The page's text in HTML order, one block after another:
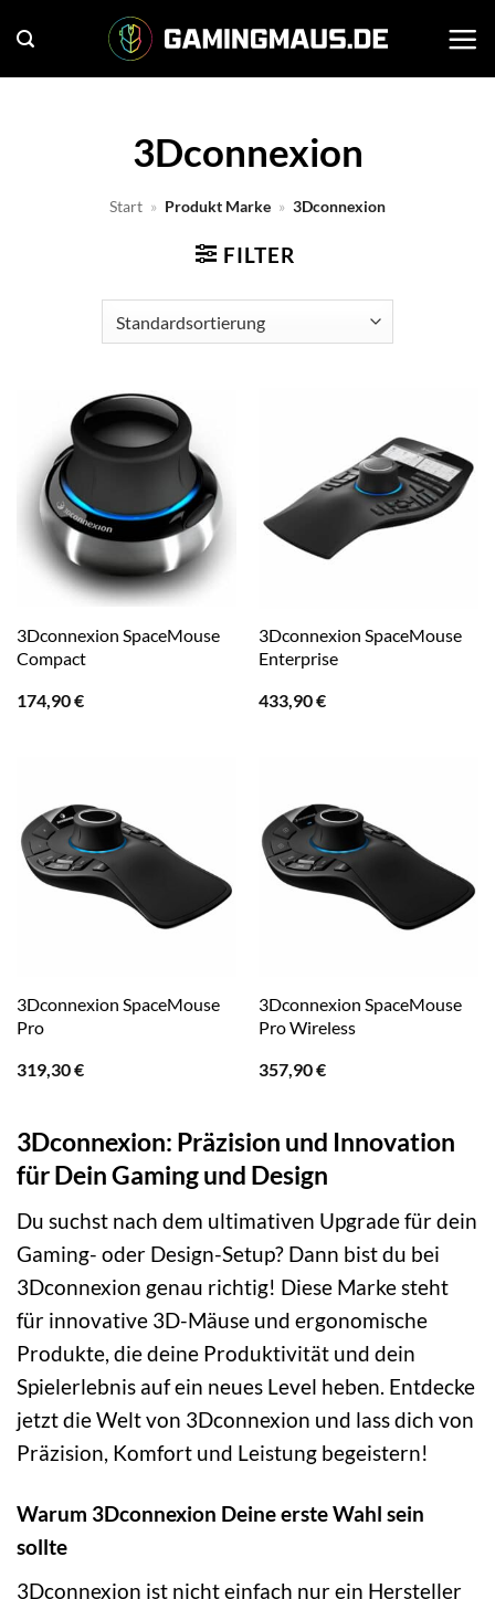
Inhalt
springen
3Dconnexion
Start » Produkt Marke » 3Dconnexion
FILTER
3Dconnexion SpaceMouse
Compact
174,90€
3Dconnexion SpaceMouse
Enterprise
433,90€
3Dconnexion SpaceMouse
Pro
319,30€
3Dconnexion SpaceMouse
Pro Wireless
357,90€
3Dconnexion: Präzision und Innovation
für Dein Gaming und Design
Du suchst nach dem ultimativen Upgrade für dein
Gaming- oder Design-Setup? Dann bist du bei
3Dconnexion genau richtig! Diese Marke steht
für innovative 3D-Mäuse und ergonomische
Produkte, die deine Produktivität und dein
Spielerlebnis auf ein neues Level heben. Entdecke
jetzt die Welt von 3Dconnexion und lass dich von
Präzision, Komfort und Leistung begeistern!
Warum 3Dconnexion Deine erste Wahl sein
sollte
3Dconnexion ist nicht einfach nur ein Hersteller